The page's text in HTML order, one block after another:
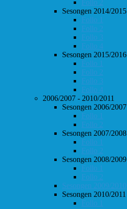
Follo 2
Sesongen 2014/2015
Follo 1
Follo 2
Follo 3
Follo 4
Sesongen 2015/2016
Follo 1
Follo 2
Follo 3
Follo 4
2006/2007 - 2010/2011
Sesongen 2006/2007
Follo 1
Follo 2
Sesongen 2007/2008
Follo 1
Follo 2
Sesongen 2008/2009
Follo 1
Follo 2
Sesongen 2009/2010
Sesongen 2010/2011
Follo 1